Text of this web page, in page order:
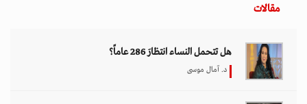
مقالات
هل تتحمل النساء انتظارَ 286 عاماً؟
د. آمال موسى